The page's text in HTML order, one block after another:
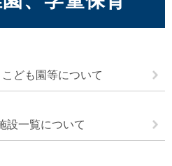
ども園等について
設一覧について